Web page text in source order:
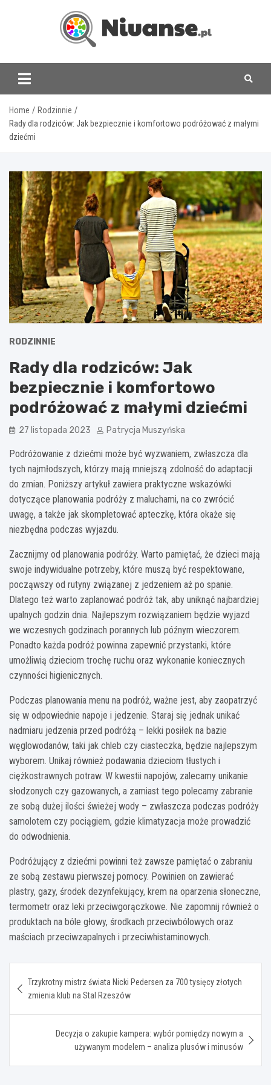
www.niuanse.pl
Home
Rodzinnie
Rady dla rodziców: Jak bezpiecznie i komfortowo podróżować z małymi
dziećmi
RODZINNIE
Rady dla rodziców: Jak
bezpiecznie i komfortowo
podróżować z małymi dziećmi
27 listopada 2023 Patrycja Muszyńska
Podróżowanie z dziećmi może być wyzwaniem, zwłaszcza dla
tych najmłodszych, którzy mają mniejszą zdolność do adaptacji
do zmian. Poniższy artykuł zawiera praktyczne wskazówki
dotyczące planowania podróży z maluchami, na co zwrócić
uwagę, a także jak skompletować apteczkę, która okaże się
niezbędna podczas wyjazdu.
Zacznijmy od planowania podróży. Warto pamiętać, że dzieci mają
swoje indywidualne potrzeby, które muszą być respektowane,
począwszy od rutyny związanej z jedzeniem aż po spanie.
Dlatego też warto zaplanować podróż tak, aby uniknąć najbardziej
upalnych godzin dnia. Najlepszym rozwiązaniem będzie wyjazd
we wczesnych godzinach porannych lub późnym wieczorem.
Ponadto każda podróż powinna zapewnić przystanki, które
umożliwią dzieciom trochę ruchu oraz wykonanie koniecznych
czynności higienicznych.
Podczas planowania menu na podróż, ważne jest, aby zaopatrzyć
się w odpowiednie napoje i jedzenie. Staraj się jednak unikać
nadmiaru jedzenia przed podróżą – lekki posiłek na bazie
węglowodanów, taki jak chleb czy ciasteczka, będzie najlepszym
wyborem. Unikaj również podawania dzieciom tłustych i
ciężkostrawnych potraw. W kwestii napojów, zalecamy unikanie
słodzonych czy gazowanych, a zamiast tego polecamy zabranie
ze sobą dużej ilości świeżej wody – zwłaszcza podczas podróży
samolotem czy pociągiem, gdzie klimatyzacja może prowadzić
do odwodnienia.
Podróżujący z dziećmi powinni też zawsze pamiętać o zabraniu
ze sobą zestawu pierwszej pomocy. Powinien on zawierać
plastry, gazy, środek dezynfekujący, krem na oparzenia słoneczne,
termometr oraz leki przeciwgorączkowe. Nie zapomnij również o
produktach na bóle głowy, środkach przeciwbólowych oraz
maściach przeciwzapalnych i przeciwhistaminowych.
wpisu
Trzykrotny mistrz świata Nicki Pedersen za 700 tysięcy złotych
zmienia klub na Stal Rzeszów
Decyzja o zakupie kampera: wybór pomiędzy nowym a
używanym modelem – analiza plusów i minusów